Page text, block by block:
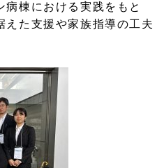
病棟における実践をもと
えた支援や家族指導の工夫